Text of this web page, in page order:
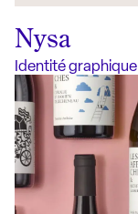
Nysa
Identité graphique